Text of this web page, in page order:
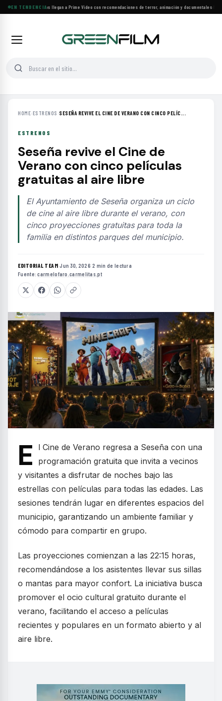
EN TENDENCIA
Más de 160 estrenos llegan a Prime Video con recomendaciones de terror, animación y documentales·Las
HOME›ESTRENOS ›SESEÑA REVIVE EL CINE DE VERANO CON CINCO PELÍC...
ESTRENOS
Seseña revive el Cine de
Verano con cinco películas
gratuitas al aire libre
El Ayuntamiento de Seseña organiza un ciclo
de cine al aire libre durante el verano, con
cinco proyecciones gratuitas para toda la
familia en distintos parques del municipio.
EDITORIAL TEAM·Jun 30, 2026·2 min de lectura·
Fuente:carmelofaro.carmelitas.pt
E
l Cine de Verano regresa a Seseña con una
programación gratuita que invita a vecinos
y visitantes a disfrutar de noches bajo las
estrellas con películas para todas las edades. Las
sesiones tendrán lugar en diferentes espacios del
municipio, garantizando un ambiente familiar y
cómodo para compartir en grupo.
Las proyecciones comienzan a las 22:15 horas,
recomendándose a los asistentes llevar sus sillas
o mantas para mayor confort. La iniciativa busca
promover el ocio cultural gratuito durante el
verano, facilitando el acceso a películas
recientes y populares en un formato abierto y al
aire libre.